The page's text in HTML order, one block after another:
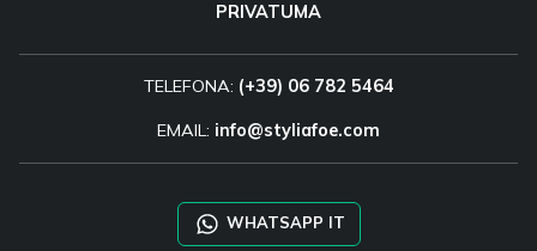
PRIVATUMA
TELEFONA: (+39) 06 782 5464
EMAIL: info@styliafoe.com
WHATSAPP IT